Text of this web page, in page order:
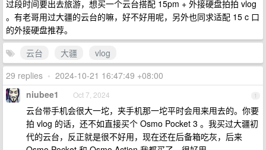
过段时间要出去旅游，想买一个云台搭配 15pm + 外接硬盘拍拍 vlog
。有老哥用过大疆的云台的嘛，好不好用呢，另外也同求适配 15 c 口
的外接硬盘推荐。
云台
大疆
vlog
29 replies • 2024-10-21 16:47:49 +08:00
1
niubee1 Oct 7, 2024
云台带手机会很大一坨，夹手机那一坨平时会甩来甩去的。你要
拍 vlog 的话，还不如直接买个 Osmo Pocket 3 。我买过大疆初
代的云台，反正就是很不好用，现在还在后备箱吃灰，后来